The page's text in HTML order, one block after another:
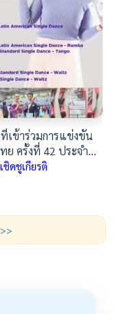
เข้าร่วมการแข่งขัน
ย ครั้งที่ 42 ประจำปี
ดชูเกียรติ